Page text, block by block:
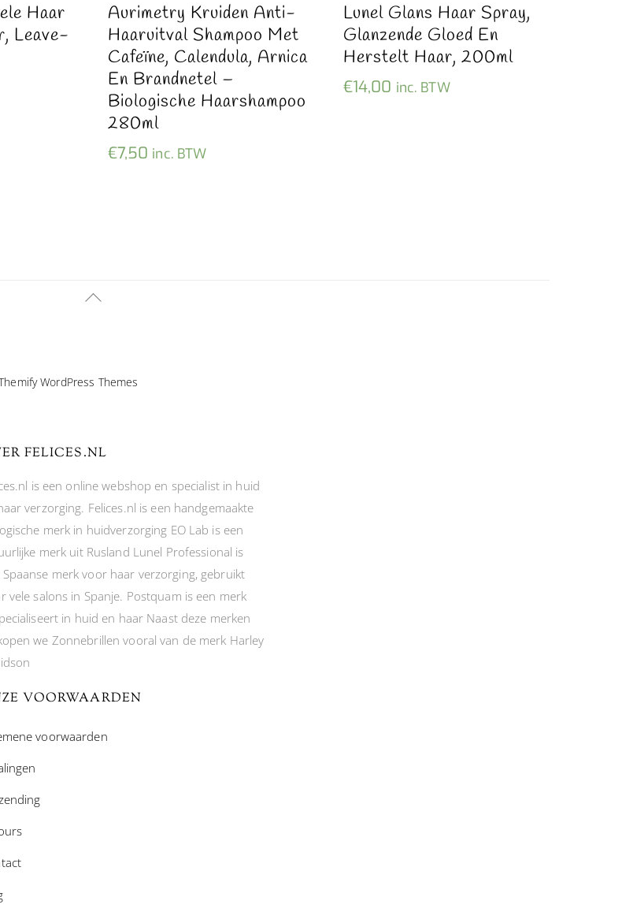
Haar
Leave-
Aurimetry Kruiden Anti-
Haaruitval Shampoo Met
Cafeïne, Calendula, Arnica
En Brandnetel –
Biologische Haarshampoo
280ml
€7,50 inc. BTW
Lunel Glans Haar Spray,
Glanzende Gloed En
Herstelt Haar, 200ml
€14,00 inc. BTW
Back
WordPress Themes
FELICES.NL
is een online webshop en specialist in huid
verzorging. Felices.nl is een handgemaakte
merk in huidverzorging EO Lab is een
merk uit Rusland Lunel Professional is
Spaanse merk voor haar verzorging, gebruikt
vele salons in Spanje. Postquam is een merk
in huid en haar Naast deze merken
we Zonnebrillen vooral van de merk Harley
VOORWAARDEN
voorwaarden